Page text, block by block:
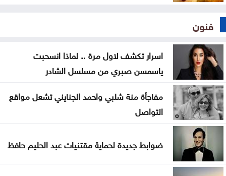
فنون
اسرار تكشف لاول مرة .. لماذا انسحبت
ياسمسن صبري من مسلسل الشادر
مفاجأة منة شلبي واحمد الجنايني تشعل مواقع
التواصل
ضوابط جديدة لحماية مقتنيات عبد الحليم حافظ